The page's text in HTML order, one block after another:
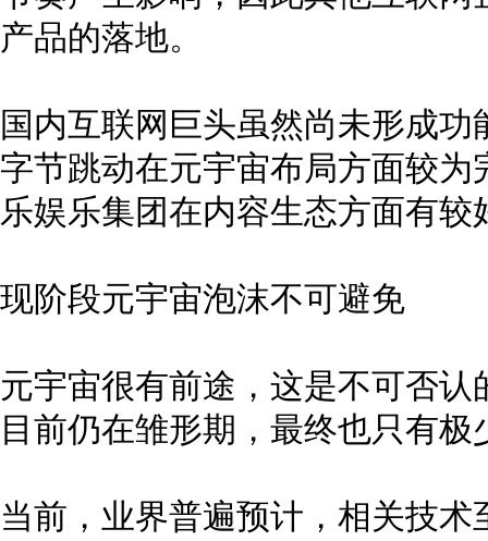
产品的落地。
国内互联网巨头虽然尚未形成
字节跳动在元宇宙布局方面较
乐娱乐集团在内容生态方面有较
现阶段元宇宙泡沫不可避免
元宇宙很有前途，这是不可否
目前仍在雏形期，最终也只有
当前，业界普遍预计，相关技